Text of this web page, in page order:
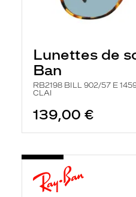
Lunettes de
Ban
RB2198 BILL 902/57 E
CLAI
139,00 €